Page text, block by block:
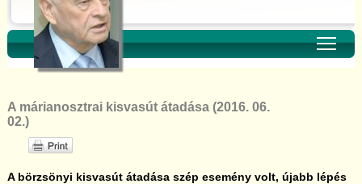
A márianosztrai kisvasút átadása (2016. 06.
02.)
A börzsönyi kisvasút átadása szép esemény volt, újabb lépés